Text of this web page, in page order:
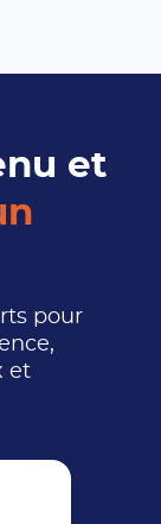
et
pour
et